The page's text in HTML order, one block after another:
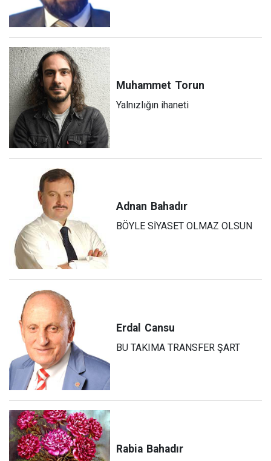
Muhammet Torun
Yalnızlığın ihaneti
Adnan Bahadır
BÖYLE SİYASET OLMAZ OLSUN
Erdal Cansu
BU TAKIMA TRANSFER ŞART
Rabia Bahadır